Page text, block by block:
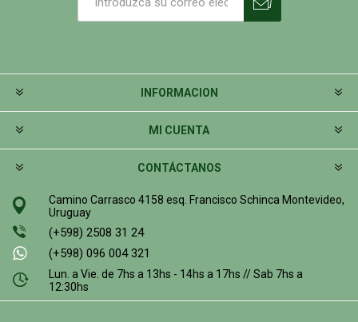
INFORMACION
MI CUENTA
CONTÁCTANOS
Camino Carrasco 4158 esq. Francisco Schinca Montevideo,
Uruguay
(+598) 2508 31 24
(+598) 096 004 321
Lun. a Vie. de 7hs a 13hs - 14hs a 17hs // Sab 7hs a
12:30hs